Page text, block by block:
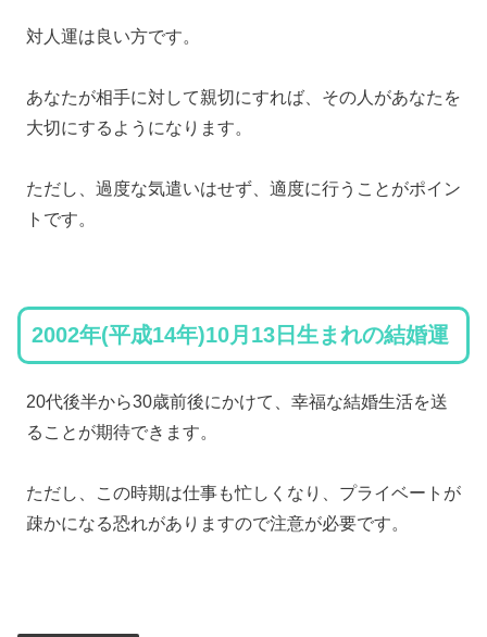
対人運は良い方です。
あなたが相手に対して親切にすれば、その人があなたを
大切にするようになります。
ただし、過度な気遣いはせず、適度に行うことがポイン
トです。
2002年(平成14年)10月13日生まれの結婚運
20代後半から30歳前後にかけて、幸福な結婚生活を送
ることが期待できます。
ただし、この時期は仕事も忙しくなり、プライベートが
疎かになる恐れがありますので注意が必要です。